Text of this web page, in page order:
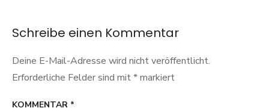
Schreibe einen Kommentar
Deine E-Mail-Adresse wird nicht veröffentlicht.
Erforderliche Felder sind mit*markiert
KOMMENTAR *